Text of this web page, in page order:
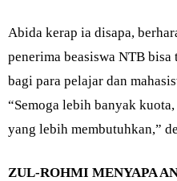
Abida kerap ia disapa,
penerima beasiswa NTB
bagi para pelajar dan
“Semoga lebih banyak
yang lebih membutuhkan,”
ZUL-ROHMI MENYAPA